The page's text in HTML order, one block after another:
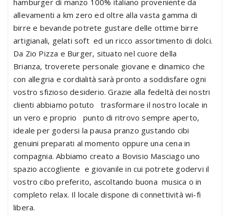
allevamenti a km zero ed oltre alla vasta gamma di
birre e bevande potrete gustare delle ottime birre
artigianali, gelati soft ed un ricco assortimento di dolci.
Da Zio Pizza e Burger, situato nel cuore della
Brianza, troverete personale giovane e dinamico che
con allegria e cordialità sarà pronto a soddisfare ogni
vostro sfizioso desiderio. Grazie alla fedeltà dei nostri
clienti abbiamo potuto trasformare il nostro locale in
un vero e proprio punto di ritrovo sempre aperto,
ideale per godersi la pausa pranzo gustando cibi
genuini preparati al momento oppure una cena in
compagnia. Abbiamo creato a Bovisio Masciago uno
spazio accogliente e giovanile in cui potrete godervi il
vostro cibo preferito, ascoltando buona musica o in
completo relax. Il locale dispone di connettività wi-fi
libera.